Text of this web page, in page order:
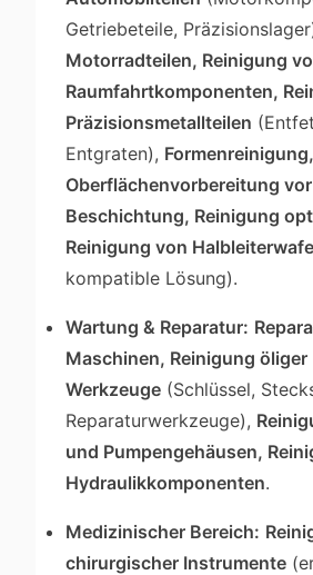
Getriebeteile,
Motorradteilen, Reinigung
Raumfahrtkomponenten,
Präzisionsmetallteilen
Entgraten), Formenreinigung,
Oberflächenvorbereitung
Beschichtung, Reinigung
Reinigung von
kompatible Lösung).
Wartung & Reparatur:
Maschinen, Reinigung öliger
Werkzeuge (Schlüssel,
Reparaturwerkzeuge),
und Pumpengehäusen,
Hydraulikkomponenten.
Medizinischer Bereich:
chirurgischer Instrumente